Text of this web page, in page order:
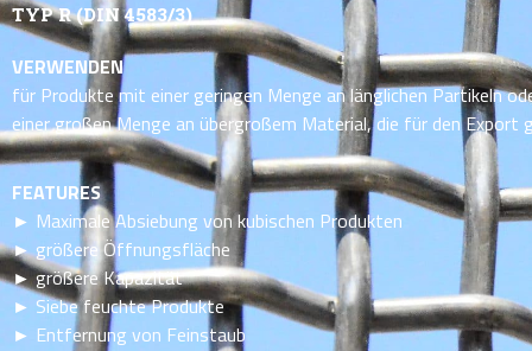
TYP R (DIN 4583/3)
VERWENDEN
für Produkte mit einer geringen Menge an länglichen Partikeln
einer großen Menge an übergroßem Material, die für den Export
FEATURES
► Maximale Absiebung von kubischen Produkten
► größere Öffnungsfläche
► größere Kapazität
► Siebe feuchte Produkte
► Entfernung von Feinstaub